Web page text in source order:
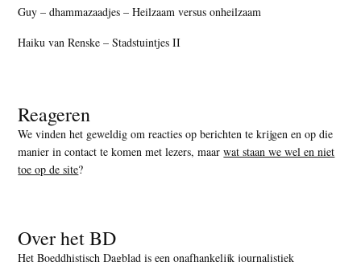
Guy – dhammazaadjes – Heilzaam versus onheilzaam
Haiku van Renske – Stadstuintjes II
Reageren
We vinden het geweldig om reacties op berichten te krijgen en op die
manier in contact te komen met lezers, maarwat staan we wel en niet
toe op de site?
Over het BD
Het Boeddhistisch Dagblad is een onafhankelijk journalistiek